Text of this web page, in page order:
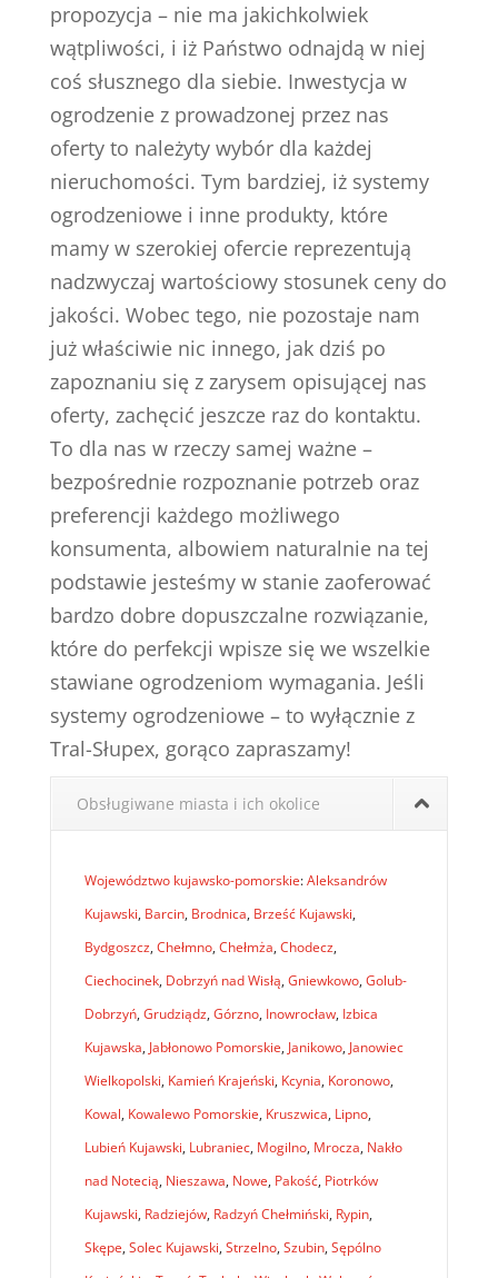
propozycja – nie ma jakichkolwiek
wątpliwości, i iż Państwo odnajdą w niej
coś słusznego dla siebie. Inwestycja w
ogrodzenie z prowadzonej przez nas
oferty to należyty wybór dla każdej
nieruchomości. Tym bardziej, iż systemy
ogrodzeniowe i inne produkty, które
mamy w szerokiej ofercie reprezentują
nadzwyczaj wartościowy stosunek ceny do
jakości. Wobec tego, nie pozostaje nam
już właściwie nic innego, jak dziś po
zapoznaniu się z zarysem opisującej nas
oferty, zachęcić jeszcze raz do kontaktu.
To dla nas w rzeczy samej ważne –
bezpośrednie rozpoznanie potrzeb oraz
preferencji każdego możliwego
konsumenta, albowiem naturalnie na tej
podstawie jesteśmy w stanie zaoferować
bardzo dobre dopuszczalne rozwiązanie,
które do perfekcji wpisze się we wszelkie
stawiane ogrodzeniom wymagania. Jeśli
systemy ogrodzeniowe – to wyłącznie z
Tral-Słupex, gorąco zapraszamy!
Obsługiwane miasta i ich okolice
Województwo kujawsko-pomorskie:Aleksandrów
Kujawski, Barcin, Brodnica, Brześć Kujawski,
Bydgoszcz, Chełmno, Chełmża, Chodecz,
Ciechocinek, Dobrzyń nad Wisłą, Gniewkowo, Golub-
Dobrzyń, Grudziądz, Górzno, Inowrocław, Izbica
Kujawska, Jabłonowo Pomorskie, Janikowo, Janowiec
Wielkopolski, Kamień Krajeński, Kcynia, Koronowo,
Kowal, Kowalewo Pomorskie, Kruszwica, Lipno,
Lubień Kujawski, Lubraniec, Mogilno, Mrocza, Nakło
nad Notecią, Nieszawa, Nowe, Pakość, Piotrków
Kujawski, Radziejów, Radzyń Chełmiński, Rypin,
Skępe, Solec Kujawski, Strzelno, Szubin, Sępólno